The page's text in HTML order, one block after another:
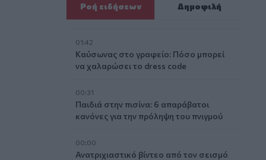
Ροή ειδήσεων Δημοφιλή
01:42
Καύσωνας στο γραφείο: Πόσο μπορεί
να χαλαρώσει το dress code
00:31
Παιδιά στην πισίνα: 6 απαράβατοι
κανόνες για την πρόληψη του πνιγμού
00:00
Ανατριχιαστικό βίντεο από τον σεισμό